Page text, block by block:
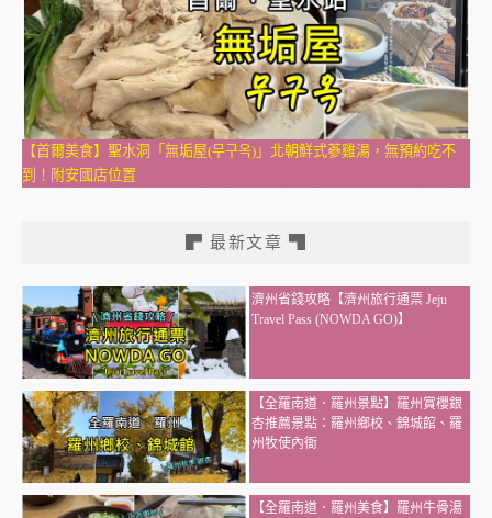
【首爾美食】聖水洞「無垢屋(무구옥)」北朝鮮式蔘雞湯，無預約吃不
到！附安國店位置
▛ 最新文章 ▜
濟州省錢攻略【濟州旅行通票 Jeju
Travel Pass (NOWDA GO)】
【全羅南道．羅州景點】羅州賞櫻銀
杏推薦景點：羅州鄉校、錦城館、羅
州牧使內衙
【全羅南道．羅州美食】羅州牛骨湯